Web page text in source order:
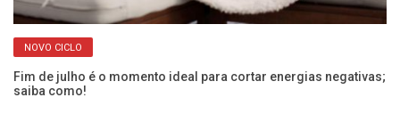
NOVO CICLO
Fim de julho é o momento ideal para cortar energias negativas;
saiba como!